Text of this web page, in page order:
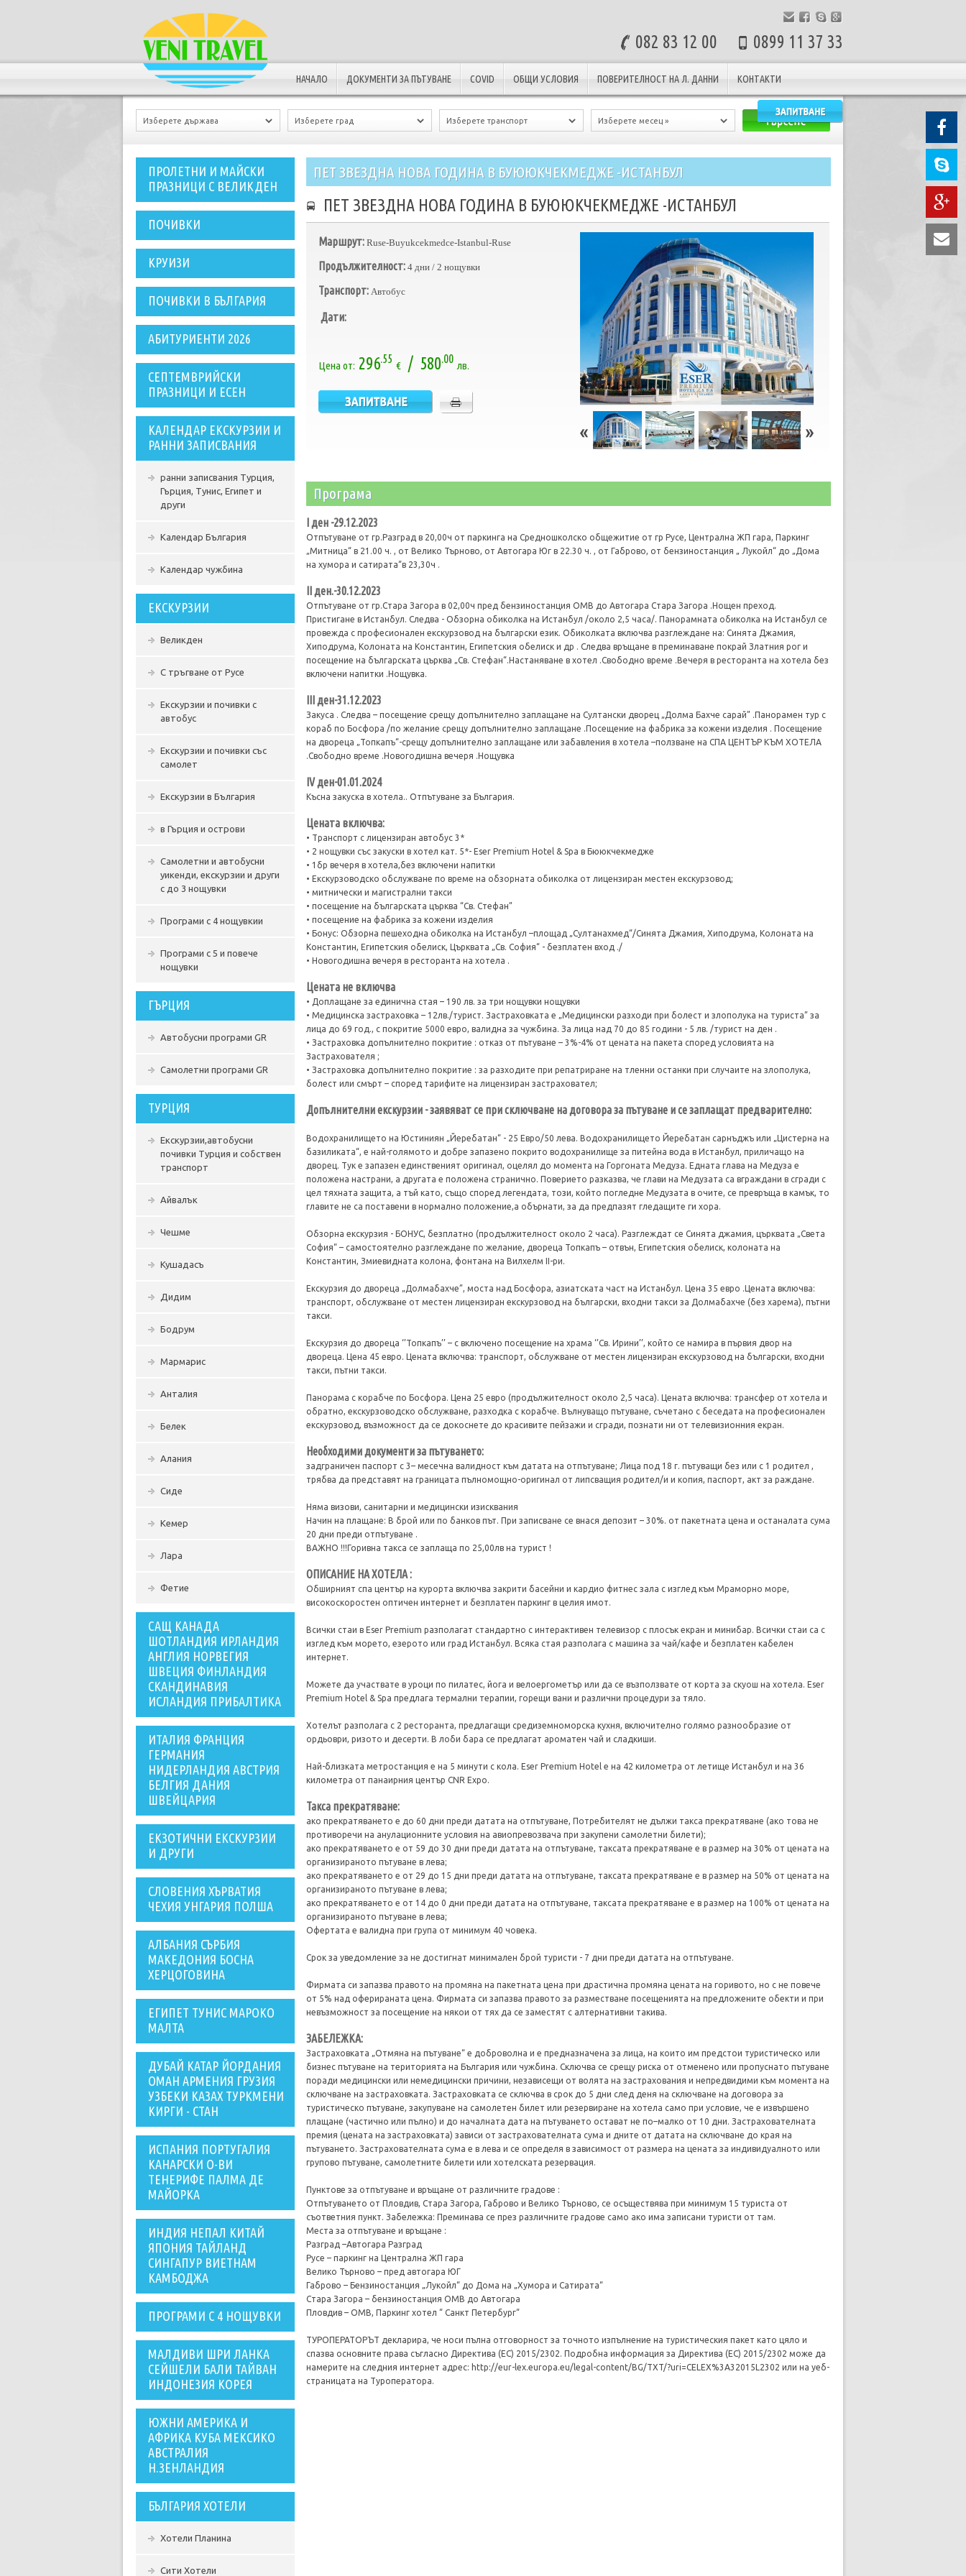
082 83 12 00 0899 11 37 33
НАЧАЛО ДОКУМЕНТИ ЗА ПЪТУВАНЕ COVID ОБЩИ УСЛОВИЯ ПОВЕРИТЕЛНОСТ НА Л. ДАННИ КОНТАКТИ
ПРОЛЕТНИ И МАЙСКИ
ПРАЗНИЦИ С ВЕЛИКДЕН
ПОЧИВКИ
КРУИЗИ
ПОЧИВКИ В БЪЛГАРИЯ
АБИТУРИЕНТИ 2026
СЕПТЕМВРИЙСКИ
ПРАЗНИЦИ И ЕСЕН
КАЛЕНДАР ЕКСКУРЗИИ И
РАННИ ЗАПИСВАНИЯ
ранни записвания Турция,
Гърция, Тунис, Египет и
други
Календар България
Календар чужбина
ЕКСКУРЗИИ
Великден
С тръгване от Русе
Екскурзии и почивки с
автобус
Екскурзии и почивки със
самолет
Екскурзии в България
в Гърция и острови
Самолетни и автобусни
уикенди, екскурзии и други
с до 3 нощувки
Програми с 4 нощувкии
Програми с 5 и повече
нощувки
ГЪРЦИЯ
Автобусни програми GR
Самолетни програми GR
ТУРЦИЯ
Екскурзии,автобусни
почивки Турция и собствен
транспорт
Айвалък
Чешме
Кушадасъ
Дидим
Бодрум
Мармарис
Анталия
Белек
Алания
Сиде
Кемер
Лара
Фетие
САЩ КАНАДА
ШОТЛАНДИЯ ИРЛАНДИЯ
АНГЛИЯ НОРВЕГИЯ
ШВЕЦИЯ ФИНЛАНДИЯ
СКАНДИНАВИЯ
ИСЛАНДИЯ ПРИБАЛТИКА
ИТАЛИЯ ФРАНЦИЯ
ГЕРМАНИЯ
НИДЕРЛАНДИЯ АВСТРИЯ
БЕЛГИЯ ДАНИЯ
ШВЕЙЦАРИЯ
ЕКЗОТИЧНИ ЕКСКУРЗИИ
И ДРУГИ
СЛОВЕНИЯ ХЪРВАТИЯ
ЧЕХИЯ УНГАРИЯ ПОЛША
АЛБАНИЯ СЪРБИЯ
МАКЕДОНИЯ БОСНА
ХЕРЦОГОВИНА
ЕГИПЕТ ТУНИС МАРОКО
МАЛТА
ДУБАЙ КАТАР ЙОРДАНИЯ
ОМАН АРМЕНИЯ ГРУЗИЯ
УЗБЕКИ КАЗАХ ТУРКМЕНИ
КИРГИ - СТАН
ИСПАНИЯ ПОРТУГАЛИЯ
КАНАРСКИ О-ВИ
ТЕНЕРИФЕ ПАЛМА ДЕ
МАЙОРКА
ИНДИЯ НЕПАЛ КИТАЙ
ЯПОНИЯ ТАЙЛАНД
СИНГАПУР ВИЕТНАМ
КАМБОДЖА
ПРОГРАМИ С 4 НОЩУВКИ
МАЛДИВИ ШРИ ЛАНКА
СЕЙШЕЛИ БАЛИ ТАЙВАН
ИНДОНЕЗИЯ КОРЕЯ
ЮЖНИ АМЕРИКА И
АФРИКА КУБА МЕКСИКО
АВСТРАЛИЯ
Н.ЗЕНЛАНДИЯ
БЪЛГАРИЯ ХОТЕЛИ
Хотели Планина
Сити Хотели
ПЕТ ЗВЕЗДНА НОВА ГОДИНА В БУЮЮКЧЕКМЕДЖЕ -ИСТАНБУЛ
ПЕТ ЗВЕЗДНА НОВА ГОДИНА В БУЮЮКЧЕКМЕДЖЕ -ИСТАНБУЛ
Маршрут: Ruse-Buyukcekmedce-Istanbul-Ruse
Продължителност: 4 дни / 2 нощувки
Транспорт: Автобус
Дати:
Цена от: 296.55
€ / 580.00
лв.
Програма
І ден -29.12.2023
Отпътуване от гр.Разград в 20,00ч от паркинга на Средношколско общежитие от гр Русе, Централна ЖП гара, Паркинг
„Митница“ в 21.00 ч. , от Велико Търново, от Автогара Юг в 22.30 ч. , от Габрово, от бензиностанция „ Лукойл“ до „Дома
на хумора и сатирата“в 23,30ч .
ІI ден.-30.12.2023
Отпътуване от гр.Стара Загора в 02,00ч пред бензиностанция ОМВ до Автогара Стара Загора .Нощен преход.
Пристигане в Истанбул. Следва - Обзорна обиколка на Истанбул /около 2,5 часа/. Панорамната обиколка на Истанбул се
провежда с професионален екскурзовод на български език. Обиколката включва разглеждане на: Синята Джамия,
Хиподрума, Колоната на Константин, Египетския обелиск и др . Следва връщане в преминаване покрай Златния рог и
посещение на българската църква „Св. Стефан“.Настаняване в хотел .Свободно време .Вечеря в ресторанта на хотела без
включени напитки .Нощувка.
ІІI ден-31.12.2023
Закуса . Следва – посещение срещу допълнително заплащане на Султански дворец „Долма Бахче сарай” .Панорамен тур с
кораб по Босфора /по желание срещу допълнително заплащане .Посещение на фабрика за кожени изделия . Посещение
на двореца „Топкапъ“-срещу допълнително заплащане или забавления в хотела –ползване на СПА ЦЕНТЪР КЪМ ХОТЕЛА
.Свободно време .Новогодишна вечеря .Нощувка
ІV ден-01.01.2024
Късна закуска в хотела.. Отпътуване за България.
Цената включва:
• Транспорт с лицензиран автобус 3*
• 2 нощувки със закуски в хотел кат. 5*- Eser Premium Hotel & Spa в Бююкчекмедже
• 1бр вечеря в хотела,без включени напитки
• Екскурзоводско обслужване по време на обзорната обиколка от лицензиран местен екскурзовод;
• митнически и магистрални такси
• посещение на българската църква “Св. Стефан”
• посещение на фабрика за кожени изделия
• Бонус: Обзорна пешеходна обиколка на Истанбул –площад „Султанахмед“/Синята Джамия, Хиподрума, Колоната на
Константин, Египетския обелиск, Църквата „Св. София“ - безплатен вход ./
• Новогодишна вечеря в ресторанта на хотела .
Цената не включва
• Доплащане за единична стая – 190 лв. за три нощувки нощувки
• Медицинска застраховка – 12лв./турист. Застраховката е „Медицински разходи при болест и злополука на туриста” за
лица до 69 год., с покритие 5000 евро, валидна за чужбина. За лица над 70 до 85 години - 5 лв. /турист на ден .
• Застраховка допълнително покритие : отказ от пътуване – 3%-4% от цената на пакета според условията на
Застрахователя ;
• Застраховка допълнително покритие : за разходите при репатриране на тленни останки при случаите на злополука,
болест или смърт – според тарифите на лицензиран застраховател;
Допълнителни екскурзии - заявяват се при сключване на договора за пътуване и се заплащат предварително:
Водохранилището на Юстиниян „Йеребатан“ - 25 Евро/50 лева. Водохранилището Йеребатан сарнъджъ или „Цистерна на
базиликата“, е най-голямото и добре запазено покрито водохранилище за питейна вода в Истанбул, приличащо на
дворец. Тук е запазен единственият оригинал, оцелял до момента на Горгоната Медуза. Едната глава на Медуза е
положена настрани, а другата е положена странично. Поверието разказва, че глави на Медузата са вграждани в сгради с
цел тяхната защита, а тъй като, също според легендата, този, който погледне Медузата в очите, се превръща в камък, то
главите не са поставени в нормално положение,а обърнати, за да предпазят гледащите ги хора.
Обзорна екскурзия - БОНУС, безплатно (продължителност около 2 часа). Разглеждат се Синята джамия, църквата „Света
София“ – самостоятелно разглеждане по желание, двореца Топкапъ – отвън, Египетския обелиск, колоната на
Константин, Змиевидната колона, фонтана на Вилхелм II-ри.
Екскурзия до двореца „Долмабахче”, моста над Босфора, азиатската част на Истанбул. Цена 35 евро .Цената включва:
транспорт, обслужване от местен лицензиран екскурзовод на български, входни такси за Долмабахче (без харема), пътни
такси.
Екскурзия до двореца ‘’Топкапъ’’ – с включено посещение на храма ‘’Св. Ирини’’, който се намира в първия двор на
двореца. Цена 45 евро. Цената включва: транспорт, обслужване от местен лицензиран екскурзовод на български, входни
такси, пътни такси.
Панорама с корабче по Босфора. Цена 25 евро (продължителност около 2,5 часа). Цената включва: трансфер от хотела и
обратно, екскурзоводско обслужване, разходка с корабче. Вълнуващо пътуване, съчетано с беседата на професионален
екскурзовод, възможност да се докоснете до красивите пейзажи и сгради, познати ни от телевизионния екран.
Необходими документи за пътуването:
задграничен паспорт с 3– месечна валидност към датата на отпътуване; Лица под 18 г. пътуващи без или с 1 родител ,
трябва да представят на границата пълномощно-оригинал от липсващия родител/и и копия, паспорт, акт за раждане.
Няма визови, санитарни и медицински изисквания
Начин на плащане: В брой или по банков път. При записване се внася депозит – 30%. от пакетната цена и останалата сума
20 дни преди отпътуване .
ВАЖНО !!!Горивна такса се заплаща по 25,00лв на турист !
ОПИСАНИЕ НА ХОТЕЛА :
Обширният спа център на курорта включва закрити басейни и кардио фитнес зала с изглед към Мраморно море,
високоскоростен оптичен интернет и безплатен паркинг в целия имот.
Всички стаи в Eser Premium разполагат стандартно с интерактивен телевизор с плосък екран и минибар. Всички стаи са с
изглед към морето, езерото или град Истанбул. Всяка стая разполага с машина за чай/кафе и безплатен кабелен
интернет.
Можете да участвате в уроци по пилатес, йога и велоергометър или да се възползвате от корта за скуош на хотела. Eser
Premium Hotel & Spa предлага термални терапии, горещи вани и различни процедури за тяло.
Хотелът разполага с 2 ресторанта, предлагащи средиземноморска кухня, включително голямо разнообразие от
ордьоври, ризото и десерти. В лоби бара се предлагат ароматен чай и сладкиши.
Най-близката метростанция е на 5 минути с кола. Eser Premium Hotel е на 42 километра от летище Истанбул и на 36
километра от панаирния център CNR Expo.
Такса прекратяване:
ако прекратяването е до 60 дни преди датата на отпътуване, Потребителят не дължи такса прекратяване (ако това не
противоречи на анулационните условия на авиопревозвача при закупени самолетни билети);
ако прекратяването е от 59 до 30 дни преди датата на отпътуване, таксата прекратяване е в размер на 30% от цената на
организираното пътуване в лева;
ако прекратяването е от 29 до 15 дни преди датата на отпътуване, таксата прекратяване е в размер на 50% от цената на
организираното пътуване в лева;
ако прекратяването е от 14 до 0 дни преди датата на отпътуване, таксата прекратяване е в размер на 100% от цената на
организираното пътуване в лева;
Офертата е валидна при група от минимум 40 човека.
Срок за уведомление за не достигнат минимален брой туристи - 7 дни преди датата на отпътуване.
Фирмата си запазва правото на промяна на пакетната цена при драстична промяна цената на горивото, но с не повече
от 5% над оферираната цена. Фирмата си запазва правото за разместване посещенията на предложените обекти и при
невъзможност за посещение на някои от тях да се заместят с алтернативни такива.
ЗАБЕЛЕЖКА:
Застраховката „Отмяна на пътуване“ е доброволна и е предназначена за лица, на които им предстои туристическо или
бизнес пътуване на територията на България или чужбина. Сключва се срещу риска от отменено или пропуснато пътуване
поради медицински или немедицински причини, независещи от волята на застрахования и непредвидими към момента на
сключване на застраховката. Застраховката се сключва в срок до 5 дни след деня на сключване на договора за
туристическо пътуване, закупуване на самолетен билет или резервиране на хотела само при условие, че е извършено
плащане (частично или пълно) и до началната дата на пътуването остават не по–малко от 10 дни. Застрахователната
премия (цената на застраховката) зависи от застрахователната сума и дните от датата на сключване до края на
пътуването. Застрахователната сума е в лева и се определя в зависимост от размера на цената за индивидуалното или
групово пътуване, самолетните билети или хотелската резервация.
Пунктове за отпътуване и връщане от различните градове :
Отпътуването от Пловдив, Стара Загора, Габрово и Велико Търново, се осъществява при минимум 15 туриста от
съответния пункт. Забележка: Преминава се през различните градове само ако има записани туристи от там.
Места за отпътуване и връщане :
Разград –Автогара Разград
Русе – паркинг на Централна ЖП гара
Велико Търново – пред автогара ЮГ
Габрово – Бензиностанция „Лукойл“ до Дома на „Хумора и Сатирата“
Стара Загора – бензиностанция ОМВ до Автогара
Пловдив – ОМВ, Паркинг хотел “ Санкт Петербург“
ТУРОПЕРАТОРЪТ декларира, че носи пълна отговорност за точното изпълнение на туристическия пакет като цяло и
спазва основните права съгласно Директива (ЕС) 2015/2302. Подробна информация за Директива (ЕС) 2015/2302 може да
намерите на следния интернет адрес: http://eur-lex.europa.eu/legal-content/BG/TXT/?uri=CELEX%3A32015L2302 или на уеб-
страницата на Туроператора.